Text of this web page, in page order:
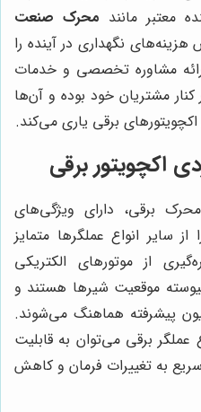
معتبر مانند محرک صنعت
نگهداری در آینده را
مشاوره تخصصی و خدمات
مشتریان خود بوده و آن‌ها
اکچویتورهای برقی یاری می‌کند.
اکچویتور برقی
برقی، دارای ویژگی‌های
سایر انواع عملگرها متمایز
از موتورهای الکتریکی
موقعیت شیرها هستند و
پیشرفته هماهنگ می‌شوند.
عملگر برقی می‌توان به قابلیت
به تغییرات فرمان و کاهش